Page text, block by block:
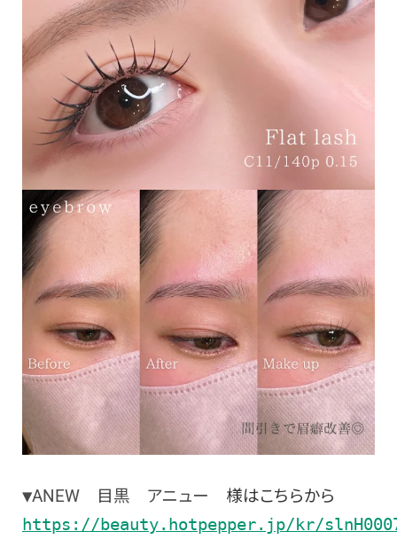
▼ANEW 目黒 アニュー 様はこちらから
https://beauty.hotpepper.jp/kr/